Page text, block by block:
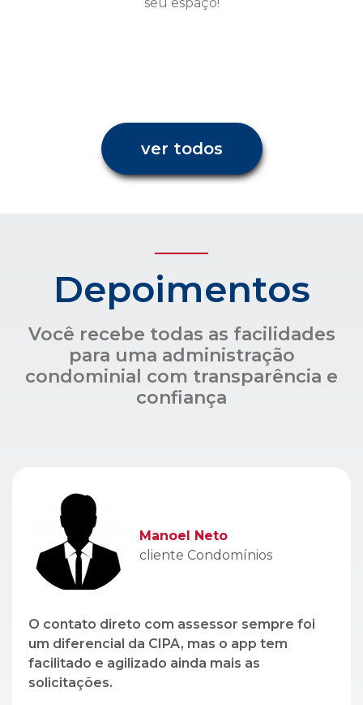
Depoimentos
condominial com transparência e
confiança
O contato direto com assessor sempre foi
um diferencial da CIPA, mas o app tem
facilitado e agilizado ainda mais as
solicitações.